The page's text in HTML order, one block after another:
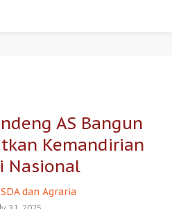
AS Bangun
Kemandirian
Nasional
SDA dan Agraria